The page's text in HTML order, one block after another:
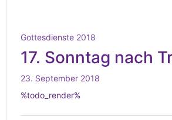
Gottesdienste 2018
17. Sonntag nach
23. September 2018
%todo_render%